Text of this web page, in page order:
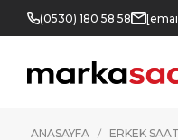
(0530) 180 58 58
ANASAYFA ERKEK SAAT